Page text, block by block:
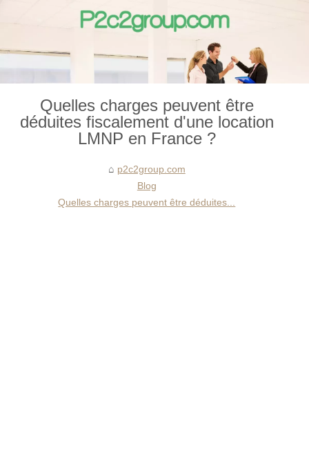
Quelles charges peuvent être
déduites fiscalement d'une location
LMNP en France ?
p2c2group.com
Blog
Quelles charges peuvent être déduites...